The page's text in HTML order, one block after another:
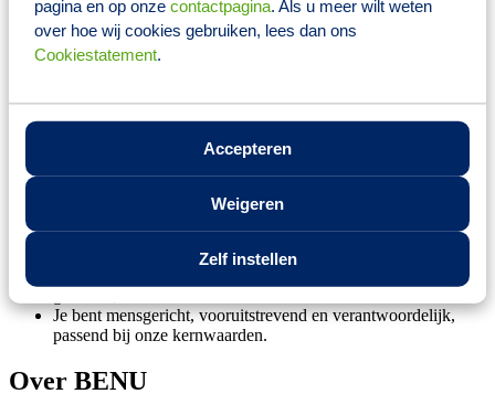
pagina en op onze contactpagina. Als u meer wilt weten
over hoe wij cookies gebruiken, lees dan ons
Cookiestatement.
Accepteren
Weigeren
Zelf instellen
vrijblijvende mogelijkheid tot deelname aan diverse
Goodhabitz vitaliteit workshops en verschillende
vitaliteitsapps
door allerlei activiteiten
BENU biedt jou 7,25% loonsverhoging als vooruitbetaling op
een nieuwe CAO apotheken
Wie jij bent
Je hebt een afgeronde MBO opleiding apothekersassistent;
Je hebt een flexibele en klantgerichte houding;
Je bent mensgericht, vooruitstrevend en verantwoordelijk,
passend bij onze kernwaarden.
Over BENU